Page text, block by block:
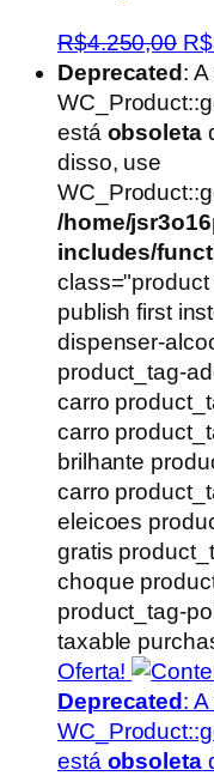
R$4.250,00 O
R$
Deprecated:
está obsoleta
disso, use
/home/
includes/
publish first
dispenser-
product_tag-
carro
carro
brilhante
carro
eleicoes
gratis
choque
product_tag-
taxable
Oferta!
Deprecated:
está obsoleta